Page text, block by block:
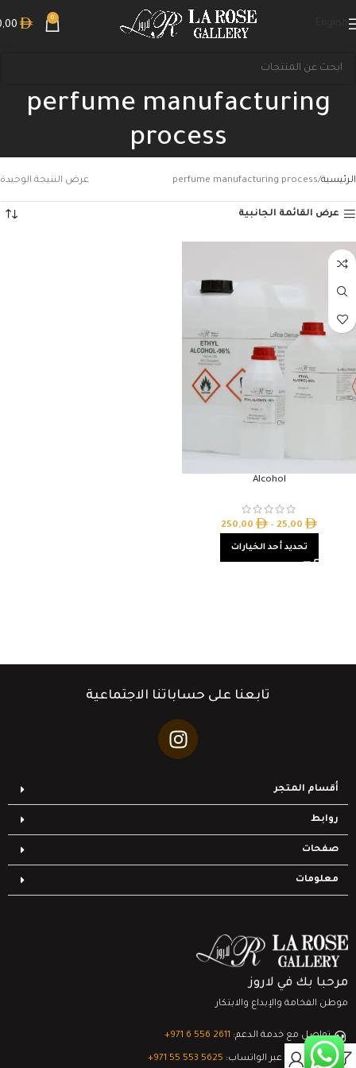
0
perfume manufacturing
process
الرئيسية perfume manufacturing process عرض النتيجة الوحيدة
عرض القائمة الجانبية
Alcohol
25,00
–
250,00
تحديد أحد الخيارات
تابعنا على حساباتنا الاجتماعية
أقسام المتجر
روابط
صفحات
معلومات
مرحبا بك في لاروز
موطن الفخامة والإبداع والابتكار
تواصل مع خدمة الدعم: ‎+971 6 556 2611
الدعم الفني عبر الواتساب: ‎+971 55 553 5625
0